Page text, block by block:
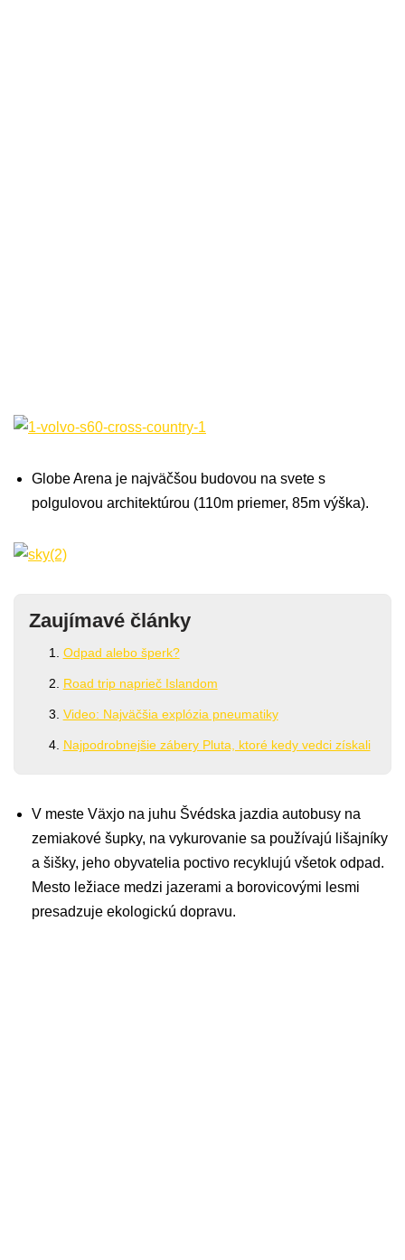
Globe Arena je najväčšou budovou na svete s
polgulovou architektúrou (110m priemer, 85m výška).
Zaujímavé články
Odpad alebo šperk?
Road trip naprieč Islandom
Video: Najväčšia explózia pneumatiky
Najpodrobnejšie zábery Pluta, ktoré kedy vedci získali
V meste Växjo na juhu Švédska jazdia autobusy na
zemiakové šupky, na vykurovanie sa používajú lišajníky
a šišky, jeho obyvatelia poctivo recyklujú všetok odpad.
Mesto ležiace medzi jazerami a borovicovými lesmi
presadzuje ekologickú dopravu.